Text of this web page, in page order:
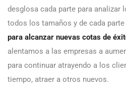
desglosa cada parte para analizar
todos los tamaños y de cada
para alcanzar nuevas cotas de
alentamos a las empresas a
para continuar atrayendo a los
tiempo, atraer a otros nuevos.